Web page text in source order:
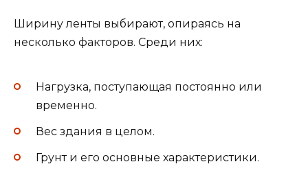
Ширину ленты выбирают, опираясь на
несколько факторов. Среди них:
Нагрузка, поступающая постоянно или
временно.
Вес здания в целом.
Грунт и его основные характеристики.